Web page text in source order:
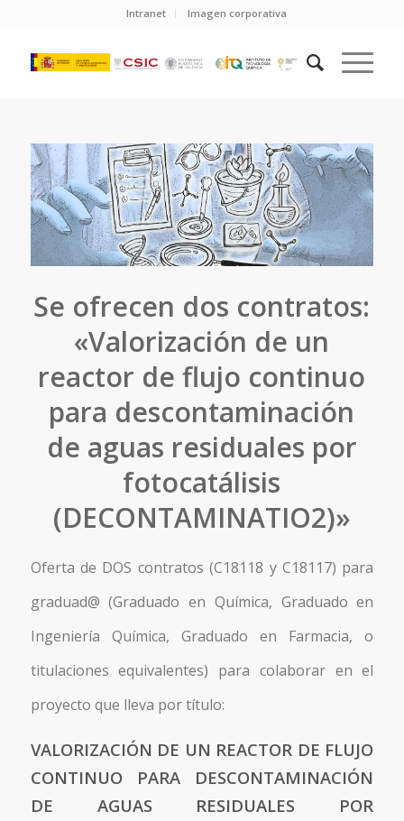
Intranet Imagen corporativa
Se ofrecen dos contratos:
«Valorización de un
reactor de flujo continuo
para descontaminación
de aguas residuales por
fotocatálisis
(DECONTAMINATIO2)»
Oferta de DOS contratos (C18118 y C18117) para
graduad@ (Graduado en Química, Graduado en
Ingeniería Química, Graduado en Farmacia, o
titulaciones equivalentes) para colaborar en el
proyecto que lleva por título:
VALORIZACIÓN DE UN REACTOR DE FLUJO
CONTINUO PARA DESCONTAMINACIÓN
DE AGUAS RESIDUALES POR